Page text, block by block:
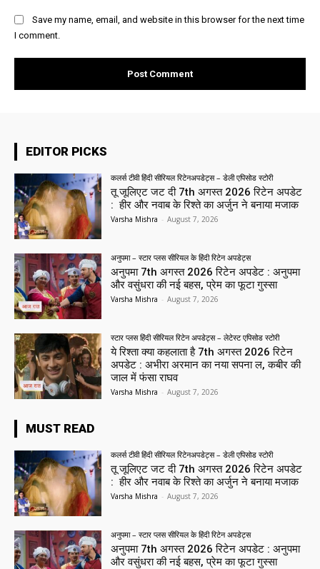
Save my name, email, and website in this browser for the next time
I comment.
EDITOR PICKS
कलर्स टीवी हिंदी सीरियल रिटेनअपडेट्स – डेली एपिसोड स्टोरी
तू जूलिएट जट दी 7th अगस्त 2026 रिटेन अपडेट
: हीर और नवाब के रिश्ते का अर्जुन ने बनाया मजाक
Varsha Mishra - August 7, 2026
अनुपमा – स्टार प्लस सीरियल के हिंदी रिटेन अपडेट्स
अनुपमा 7th अगस्त 2026 रिटेन अपडेट : अनुपमा
और वसुंधरा की नई बहस, प्रेम का फूटा गुस्सा
Varsha Mishra - August 7, 2026
स्टार प्लस हिंदी सीरियल रिटेन अपडेट्स – लेटेस्ट एपिसोड स्टोरी
ये रिश्ता क्या कहलाता है 7th अगस्त 2026 रिटेन
अपडेट : अभीरा अरमान का नया सपना ल, कबीर की
जाल में फंसा राघव
Varsha Mishra - August 7, 2026
MUST READ
कलर्स टीवी हिंदी सीरियल रिटेनअपडेट्स – डेली एपिसोड स्टोरी
तू जूलिएट जट दी 7th अगस्त 2026 रिटेन अपडेट
: हीर और नवाब के रिश्ते का अर्जुन ने बनाया मजाक
Varsha Mishra - August 7, 2026
अनुपमा – स्टार प्लस सीरियल के हिंदी रिटेन अपडेट्स
अनुपमा 7th अगस्त 2026 रिटेन अपडेट : अनुपमा
और वसुंधरा की नई बहस, प्रेम का फूटा गुस्सा